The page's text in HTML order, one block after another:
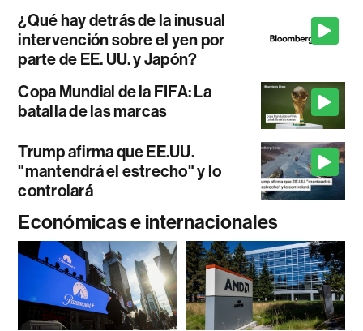
¿Qué hay detrás de la inusual
intervención sobre el yen por
parte de EE. UU. y Japón?
Copa Mundial de la FIFA: La
batalla de las marcas
Trump afirma que EE.UU.
"mantendrá el estrecho" y lo
controlará
Económicas e internacionales